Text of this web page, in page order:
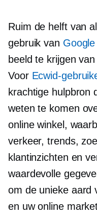
Ruim de helft van
gebruik van
beeld te krijgen
Voor Ecwid-
krachtige hulpbron
weten te komen
online winkel,
verkeer, trends,
klantinzichten en
waardevolle
om de unieke aard
en uw online